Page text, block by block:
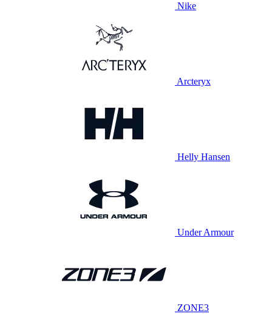
Nike
Arcteryx
Helly Hansen
Under Armour
ZONE3